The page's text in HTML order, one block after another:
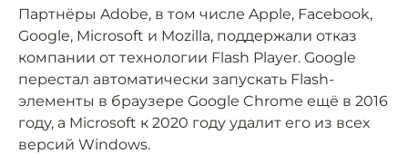
Партнёры Adobe, в том числе Apple, Facebook,
Google, Microsoft и Mozilla, поддержали отказ
компании от технологии Flash Player. Google
перестал автоматически запускать Flash-
элементы в браузере Google Chrome ещё в 2016
году, а Microsoft к 2020 году удалит его из всех
версий Windows.